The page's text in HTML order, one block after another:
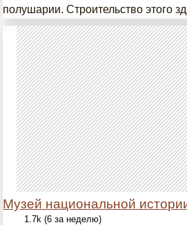
полушарии. Строительство этого
Музей национальной
1.7k (6 за неделю)